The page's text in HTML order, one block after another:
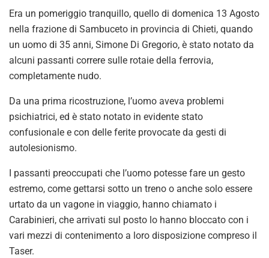
Era un pomeriggio tranquillo, quello di domenica 13 Agosto
nella frazione di Sambuceto in provincia di Chieti, quando
un uomo di 35 anni, Simone Di Gregorio, è stato notato da
alcuni passanti correre sulle rotaie della ferrovia,
completamente nudo.
Da una prima ricostruzione, l’uomo aveva problemi
psichiatrici, ed è stato notato in evidente stato
confusionale e con delle ferite provocate da gesti di
autolesionismo.
I passanti preoccupati che l’uomo potesse fare un gesto
estremo, come gettarsi sotto un treno o anche solo essere
urtato da un vagone in viaggio, hanno chiamato i
Carabinieri, che arrivati sul posto lo hanno bloccato con i
vari mezzi di contenimento a loro disposizione compreso il
Taser.